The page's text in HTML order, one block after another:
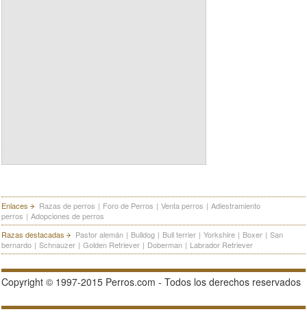
Enlaces Razas de perros | Foro de Perros | Venta perros | Adiestramiento
perros | Adopciones de perros
Razas destacadas
Pastor alemán | Bulldog | Bull terrier | Yorkshire | Boxer | San
bernardo | Schnauzer | Golden Retriever | Doberman | Labrador Retriever
Copyright © 1997-2015 Perros.com - Todos los derechos reservados